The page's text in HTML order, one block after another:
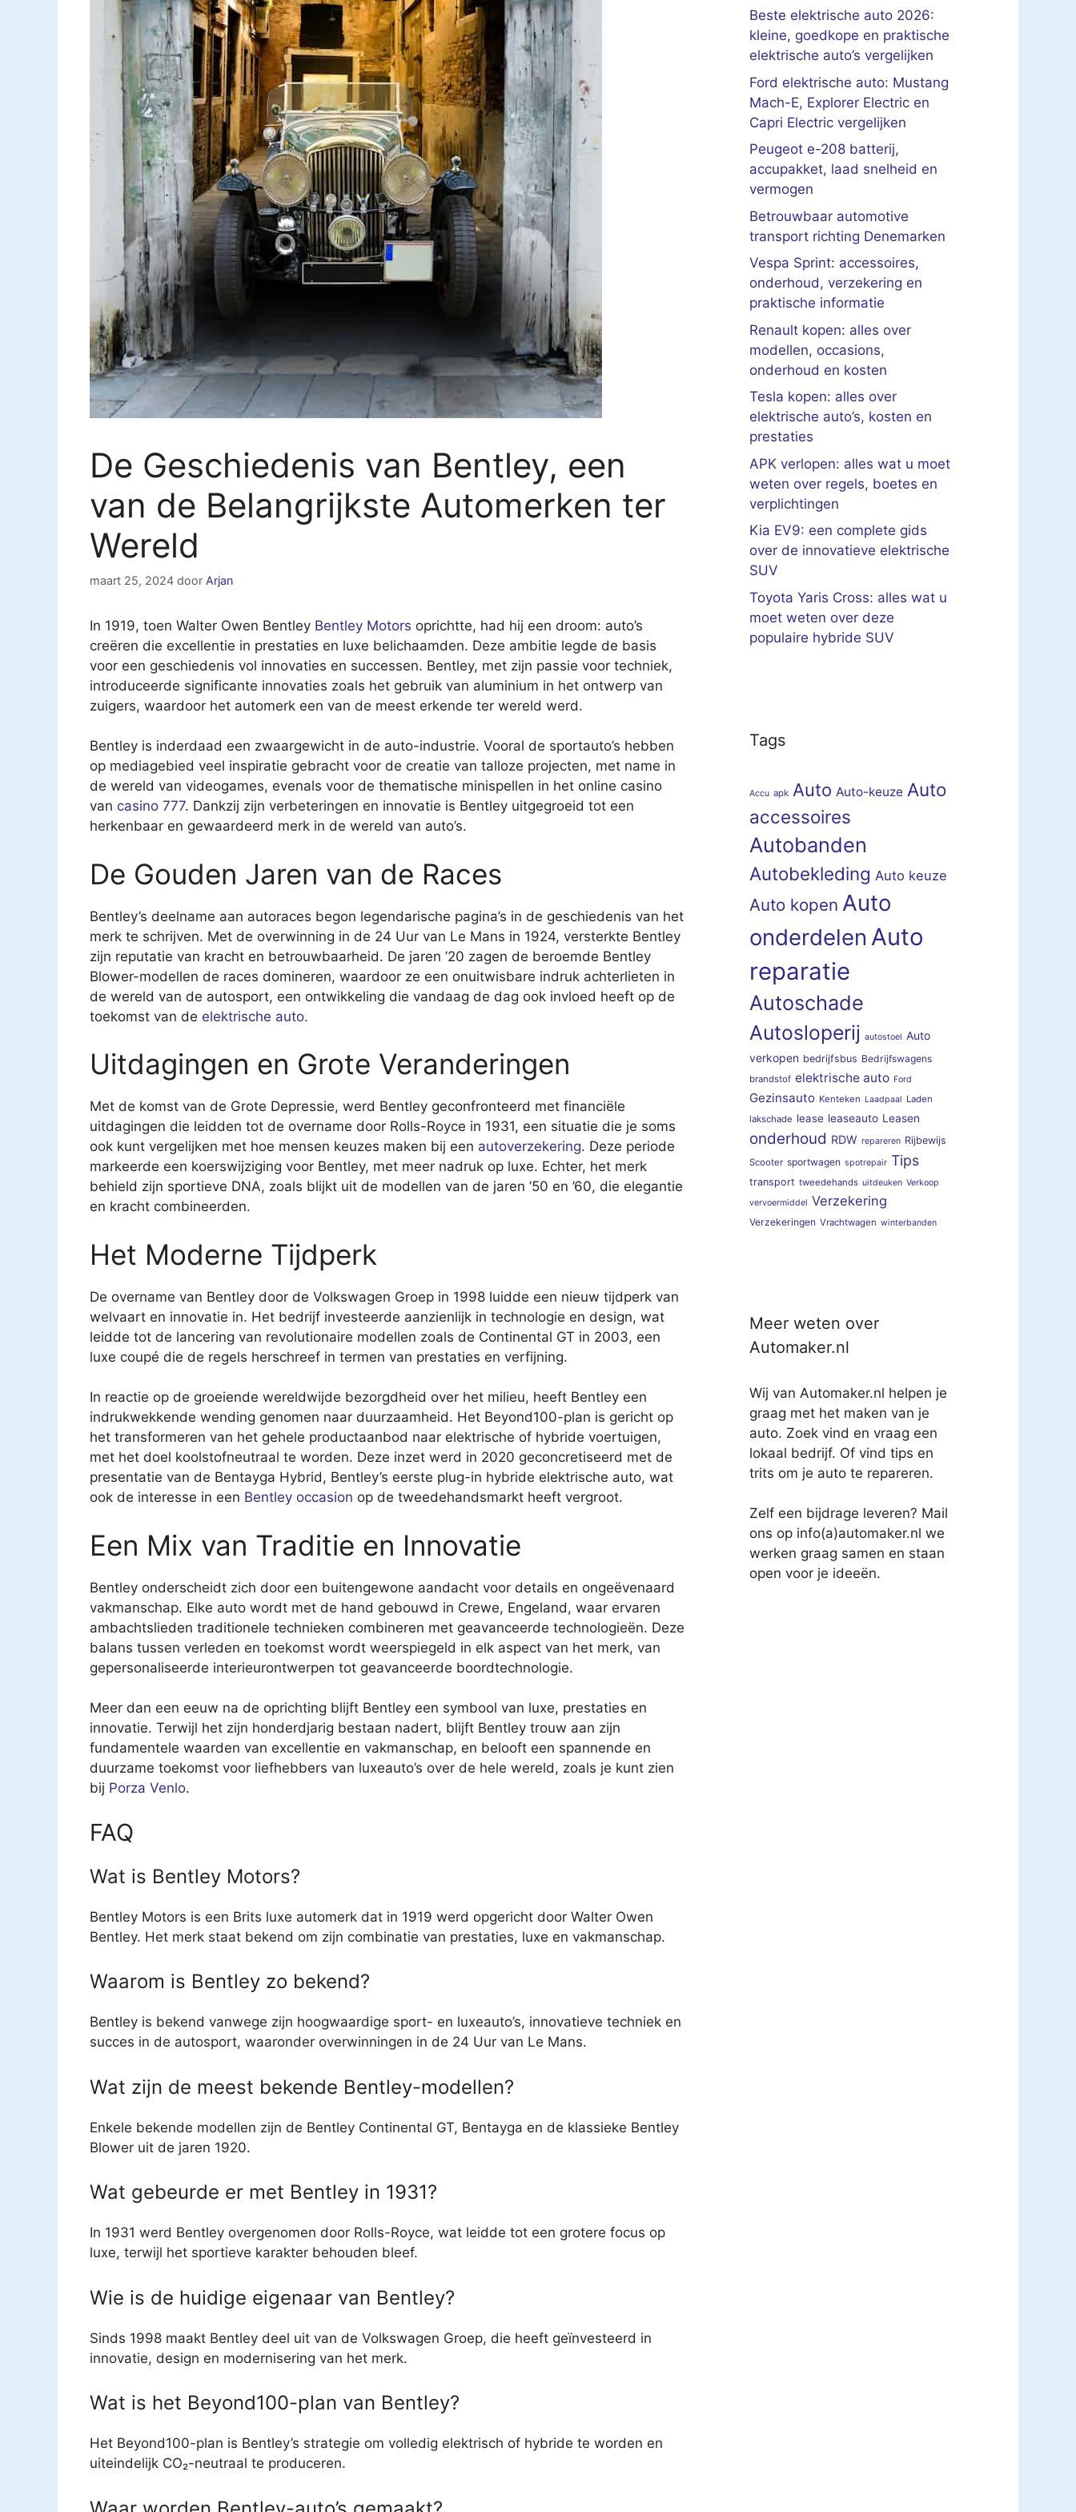
De Geschiedenis van Bentley, een
van de Belangrijkste Automerken ter
Wereld
maart 25, 2024 door Arjan
In 1919, toen Walter Owen Bentley Bentley Motors oprichtte, had hij een droom: auto’s
creëren die excellentie in prestaties en luxe belichaamden. Deze ambitie legde de basis
voor een geschiedenis vol innovaties en successen. Bentley, met zijn passie voor techniek,
introduceerde significante innovaties zoals het gebruik van aluminium in het ontwerp van
zuigers, waardoor het automerk een van de meest erkende ter wereld werd.
Bentley is inderdaad een zwaargewicht in de auto-industrie. Vooral de sportauto’s hebben
op mediagebied veel inspiratie gebracht voor de creatie van talloze projecten, met name in
de wereld van videogames, evenals voor de thematische minispellen in het online casino
van casino 777. Dankzij zijn verbeteringen en innovatie is Bentley uitgegroeid tot een
herkenbaar en gewaardeerd merk in de wereld van auto’s.
De Gouden Jaren van de Races
Bentley’s deelname aan autoraces begon legendarische pagina’s in de geschiedenis van het
merk te schrijven. Met de overwinning in de 24 Uur van Le Mans in 1924, versterkte Bentley
zijn reputatie van kracht en betrouwbaarheid. De jaren ’20 zagen de beroemde Bentley
Blower-modellen de races domineren, waardoor ze een onuitwisbare indruk achterlieten in
de wereld van de autosport, een ontwikkeling die vandaag de dag ook invloed heeft op de
toekomst van de elektrische auto.
Uitdagingen en Grote Veranderingen
Met de komst van de Grote Depressie, werd Bentley geconfronteerd met financiële
uitdagingen die leidden tot de overname door Rolls-Royce in 1931, een situatie die je soms
ook kunt vergelijken met hoe mensen keuzes maken bij een autoverzekering. Deze periode
markeerde een koerswijziging voor Bentley, met meer nadruk op luxe. Echter, het merk
behield zijn sportieve DNA, zoals blijkt uit de modellen van de jaren ’50 en ’60, die elegantie
en kracht combineerden.
Het Moderne Tijdperk
De overname van Bentley door de Volkswagen Groep in 1998 luidde een nieuw tijdperk van
welvaart en innovatie in. Het bedrijf investeerde aanzienlijk in technologie en design, wat
leidde tot de lancering van revolutionaire modellen zoals de Continental GT in 2003, een
luxe coupé die de regels herschreef in termen van prestaties en verfijning.
In reactie op de groeiende wereldwijde bezorgdheid over het milieu, heeft Bentley een
indrukwekkende wending genomen naar duurzaamheid. Het Beyond100-plan is gericht op
het transformeren van het gehele productaanbod naar elektrische of hybride voertuigen,
met het doel koolstofneutraal te worden. Deze inzet werd in 2020 geconcretiseerd met de
presentatie van de Bentayga Hybrid, Bentley’s eerste plug-in hybride elektrische auto, wat
ook de interesse in een Bentley occasion op de tweedehandsmarkt heeft vergroot.
Een Mix van Traditie en Innovatie
Bentley onderscheidt zich door een buitengewone aandacht voor details en ongeëvenaard
vakmanschap. Elke auto wordt met de hand gebouwd in Crewe, Engeland, waar ervaren
ambachtslieden traditionele technieken combineren met geavanceerde technologieën. Deze
balans tussen verleden en toekomst wordt weerspiegeld in elk aspect van het merk, van
gepersonaliseerde interieurontwerpen tot geavanceerde boordtechnologie.
Meer dan een eeuw na de oprichting blijft Bentley een symbool van luxe, prestaties en
innovatie. Terwijl het zijn honderdjarig bestaan nadert, blijft Bentley trouw aan zijn
fundamentele waarden van excellentie en vakmanschap, en belooft een spannende en
duurzame toekomst voor liefhebbers van luxeauto’s over de hele wereld, zoals je kunt zien
bij Porza Venlo.
FAQ
Wat is Bentley Motors?
Bentley Motors is een Brits luxe automerk dat in 1919 werd opgericht door Walter Owen
Bentley. Het merk staat bekend om zijn combinatie van prestaties, luxe en vakmanschap.
Waarom is Bentley zo bekend?
Bentley is bekend vanwege zijn hoogwaardige sport- en luxeauto’s, innovatieve techniek en
succes in de autosport, waaronder overwinningen in de 24 Uur van Le Mans.
Wat zijn de meest bekende Bentley-modellen?
Enkele bekende modellen zijn de Bentley Continental GT, Bentayga en de klassieke Bentley
Blower uit de jaren 1920.
Wat gebeurde er met Bentley in 1931?
In 1931 werd Bentley overgenomen door Rolls-Royce, wat leidde tot een grotere focus op
luxe, terwijl het sportieve karakter behouden bleef.
Wie is de huidige eigenaar van Bentley?
Sinds 1998 maakt Bentley deel uit van de Volkswagen Groep, die heeft geïnvesteerd in
innovatie, design en modernisering van het merk.
Wat is het Beyond100-plan van Bentley?
Het Beyond100-plan is Bentley’s strategie om volledig elektrisch of hybride te worden en
uiteindelijk CO₂-neutraal te produceren.
Beste elektrische auto 2026:
kleine, goedkope en praktische
elektrische auto’s vergelijken
Ford elektrische auto: Mustang
Mach-E, Explorer Electric en
Capri Electric vergelijken
Peugeot e-208 batterij,
accupakket, laad snelheid en
vermogen
Betrouwbaar automotive
transport richting Denemarken
Vespa Sprint: accessoires,
onderhoud, verzekering en
praktische informatie
Renault kopen: alles over
modellen, occasions,
onderhoud en kosten
Tesla kopen: alles over
elektrische auto’s, kosten en
prestaties
APK verlopen: alles wat u moet
weten over regels, boetes en
verplichtingen
Kia EV9: een complete gids
over de innovatieve elektrische
SUV
Toyota Yaris Cross: alles wat u
moet weten over deze
populaire hybride SUV
Tags
Accu apk Auto Auto-keuze Auto
accessoires
Autobanden
Autobekleding Auto keuze
Auto kopen Auto
onderdelen Auto
reparatie
Autoschade
Autosloperij autostoel Auto
verkopen bedrijfsbus Bedrijfswagens
brandstof elektrische auto Ford
Gezinsauto Kenteken Laadpaal Laden
lakschade lease leaseauto Leasen
onderhoud RDW repareren Rijbewijs
Scooter sportwagen spotrepair Tips
transport tweedehands uitdeuken Verkoop
vervoermiddel Verzekering
Verzekeringen Vrachtwagen winterbanden
Meer weten over
Automaker.nl
Wij van Automaker.nl helpen je
graag met het maken van je
auto. Zoek vind en vraag een
lokaal bedrijf. Of vind tips en
trits om je auto te repareren.
Zelf een bijdrage leveren? Mail
ons op info(a)automaker.nl we
werken graag samen en staan
open voor je ideeën.